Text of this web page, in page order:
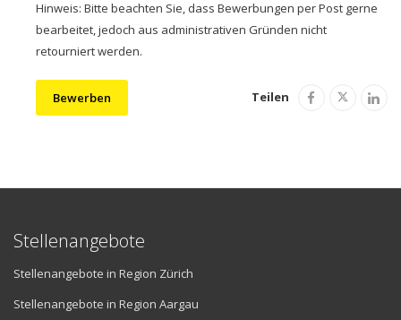
Hinweis: Bitte beachten Sie, dass Bewerbungen per Post gerne
bearbeitet, jedoch aus administrativen Gründen nicht
retourniert werden.
Bewerben Teilen
Stellenangebote
Stellenangebote in Region Zürich
Stellenangebote in Region Aargau